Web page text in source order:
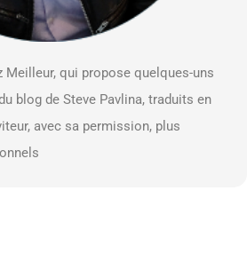
Meilleur, qui propose quelques-uns
blog de Steve Pavlina, traduits en
avec sa permission, plus